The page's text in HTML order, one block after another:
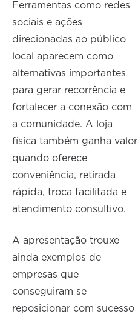
Ferramentas como redes
sociais e ações
direcionadas ao público
local aparecem como
alternativas importantes
para gerar recorrência e
fortalecer a conexão com
a comunidade. A loja
física também ganha valor
quando oferece
conveniência, retirada
rápida, troca facilitada e
atendimento consultivo.
A apresentação trouxe
ainda exemplos de
empresas que
conseguiram se
reposicionar com sucesso